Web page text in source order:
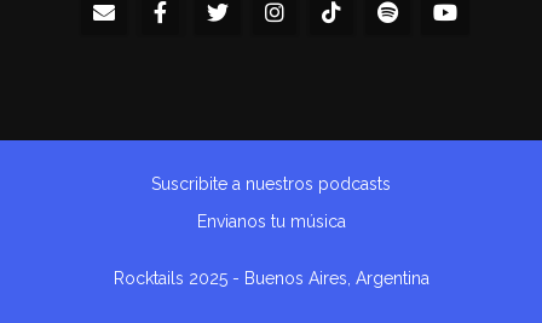
Rocktails 2025 - Buenos Aires, Argentina
Suscribite a nuestros podcasts
Envianos tu música